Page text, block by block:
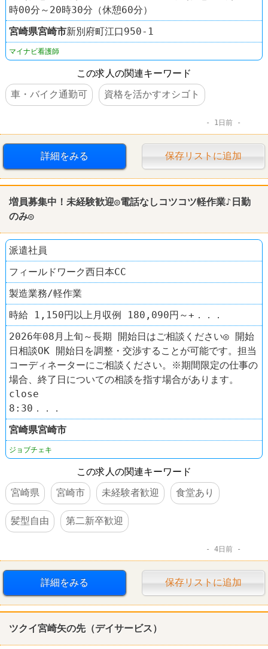
時00分～20時30分（休憩60分）
宮崎県宮崎市新別府町江口950-1
マイナビ看護師
この求人の関連キーワード
車・バイク通勤可
資格を活かすオシゴト
1日前
詳細をみる 保存リストに追加
増員募集中！未経験歓迎◎電話なしコツコツ軽作業♪日勤
のみ◎
派遣社員
フィールドワーク西日本CC
製造業務/軽作業
時給 1,150円以上月収例 180,090円～+．．．
2026年08月上旬～長期 開始日はご相談ください◎ 開始
日相談OK 開始日を調整・交渉することが可能です。担当
コーディネーターにご相談ください。※期間限定の仕事の
場合、終了日についての相談を指す場合があります。
close
8:30．．．
宮崎県宮崎市
ジョブチェキ
この求人の関連キーワード
宮崎県
宮崎市 未経験者歓迎 食堂あり
髪型自由 第二新卒歓迎
4日前
詳細をみる 保存リストに追加
ツクイ宮崎矢の先（デイサービス）